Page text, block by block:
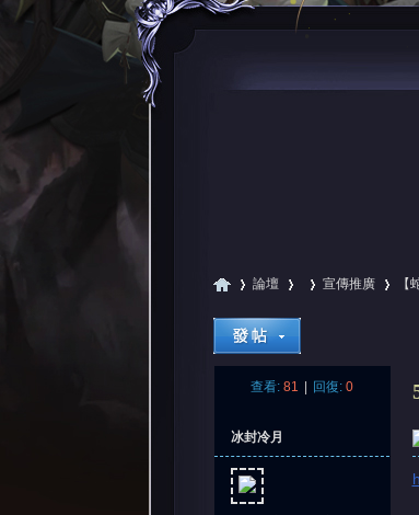
論壇 宣傳推廣 【
查看: 81 回復: 0
冰封冷月